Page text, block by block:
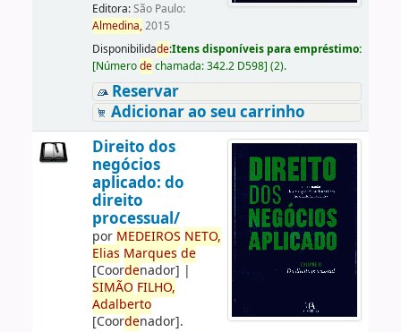
Editora:São Paulo:
Almedina,2015
Disponibilidade:Itens disponíveis para empréstimo:
[Númerodechamada:342.2 D598] (2).
Reservar
Adicionar ao seu carrinho
Direito dos
negócios
aplicado: do
direito
processual/
por MEDEIROS NETO,
Elias Marques de
[Coordenador] |
SIMÃO FILHO,
Adalberto
[Coordenador].